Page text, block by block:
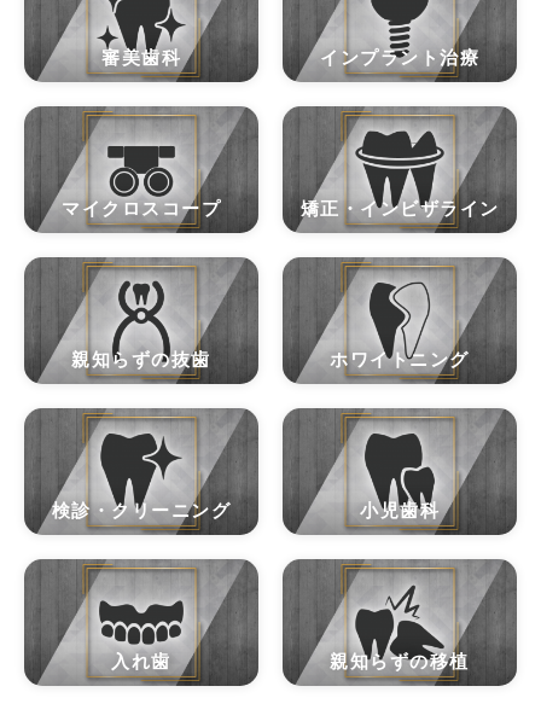
審美歯科 インプラント治療
マイクロスコープ 矯正・インビザライン
親知らずの抜歯 ホワイトニング
検診・クリーニング 小児歯科
入れ歯 親知らずの移植